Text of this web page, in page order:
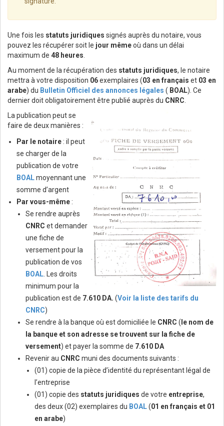
Une fois les statuts juridiques signés auprès du notaire, vous
pouvez les récupérer soit le jour mêmeoù dans un délai
maximum de 48 heures
Au moment de la récupération des statuts juridiques, le notaire
mettra à votre disposition 06exemplaires (03 en français et 03 en
arabe) du Bulletin Officiel des annonces légales ( BOAL). Ce
dernier doit obligatoirement être publié auprès du CNRC
La publication peut se
faire de deux manières :
Par le notaire : il peut
se charger de la
publication de votre
BOALmoyennant une
somme d’argent
Par vous-même :
Se rendre auprès
CNRC et demander
une fiche de
versement pour la
publication de vos
BOAL . Les droits
minimum pour la
publication est de 7.610 DA. (Voir la liste des tarifs du
CNRC)
Se rendre à la banque où est domiciliée le CNRC ( le nom de
la banque et son adresse se trouvent sur la fiche de
versement) et payer la somme de 7.610 DA
Revenir au CNRC muni des documents suivants :
(01) copie de la pièce d’identité du représentant légal de
l’entreprise
(01) copie des statuts juridiques de votre entreprise,
des deux (02) exemplaires du BOAL(01 en français et 01
en arabe)